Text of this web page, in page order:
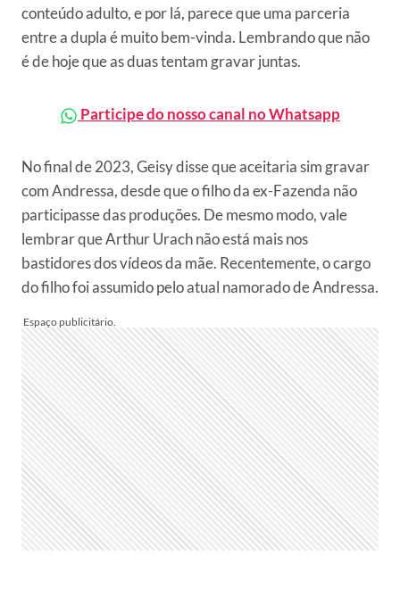
conteúdo adulto, e por lá, parece que uma parceria
entre a dupla é muito bem-vinda. Lembrando que não
é de hoje que as duas tentam gravar juntas.
Participe do nosso canal no Whatsapp
No final de 2023, Geisy disse que aceitaria sim gravar
com Andressa, desde que o filho da ex-Fazenda não
participasse das produções. De mesmo modo, vale
lembrar que Arthur Urach não está mais nos
bastidores dos vídeos da mãe. Recentemente, o cargo
do filho foi assumido pelo atual namorado de Andressa.